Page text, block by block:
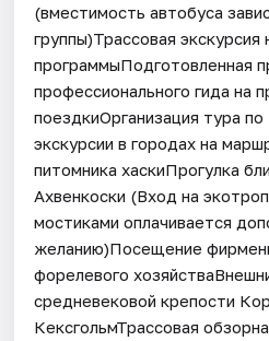
(вместимость автобуса
группы)Трассовая
программыПодготовленная
профессионального гида на
поездкиОрганизация тура
экскурсии в городах на
питомника хаскиПрогулка
Ахвенкоски (Вход на
мостиками оплачивается
желанию)Посещение
форелевого
средневековой крепости
КексгольмТрассовая